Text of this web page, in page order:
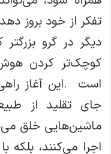
تفکر از خود بروز
دیگر در گرو
کوچک‌تر کردن
است .این آغاز
جای تقلید از
ماشین‌هایی خلق
اجرا می‌کنند، بلکه